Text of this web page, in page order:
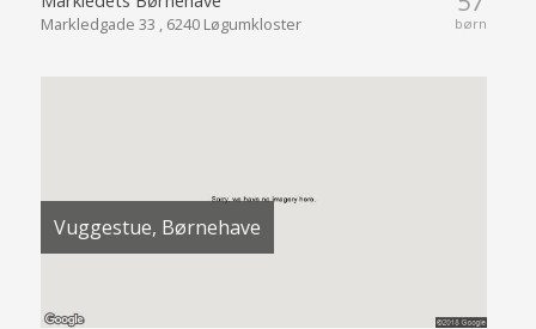
børn
Markledgade 33 , 6240 Løgumkloster
Vuggestue, Børnehave